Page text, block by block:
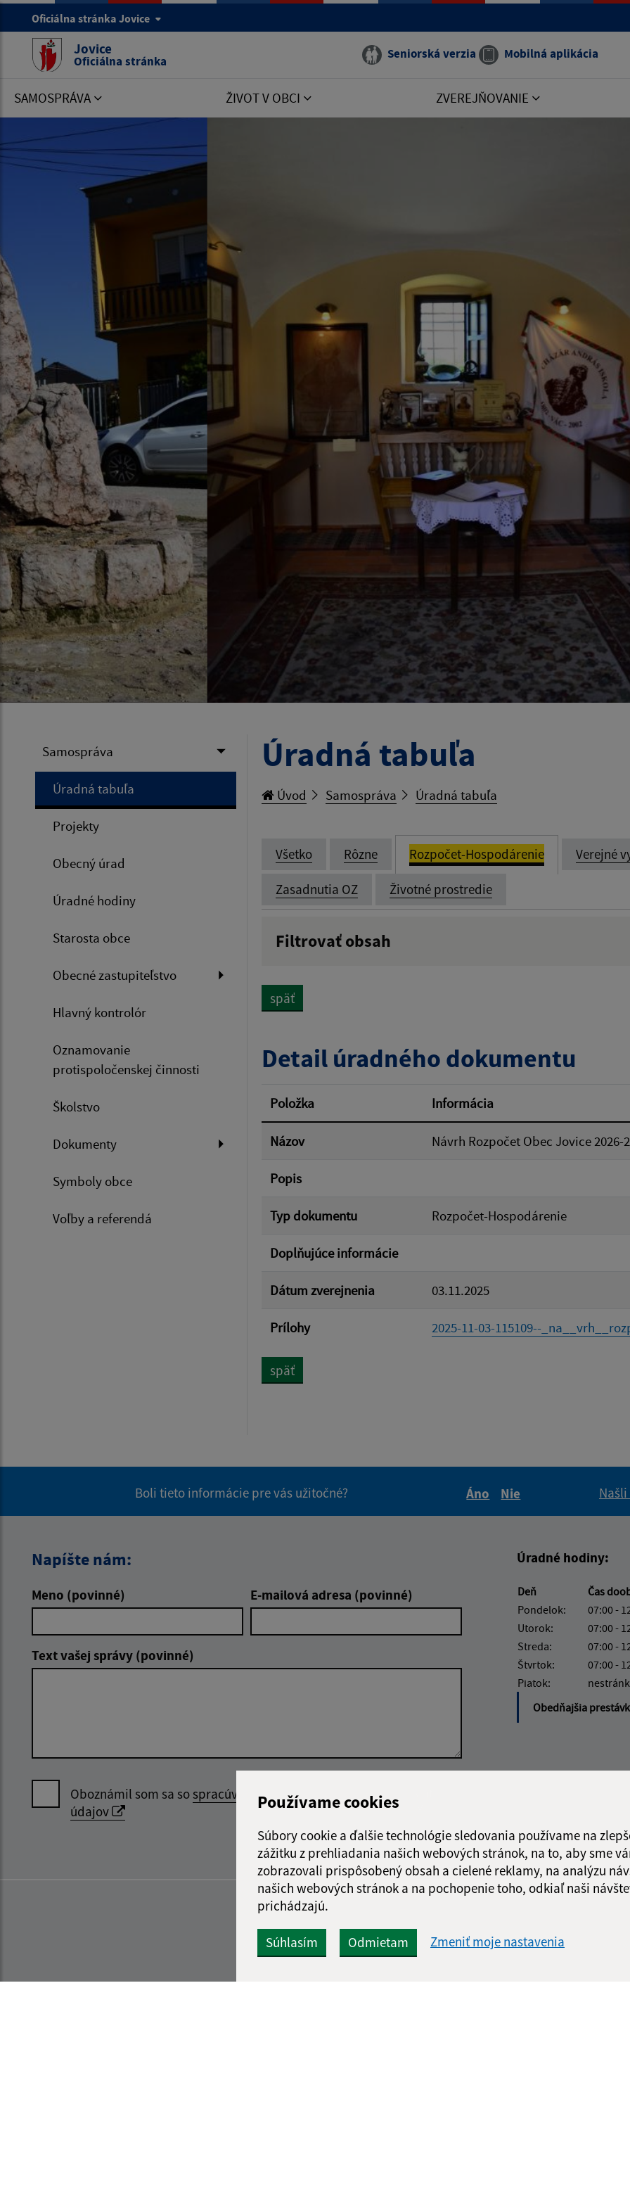
Používame cookies
Súbory cookie a ďalšie technológie sledovania používame na
zážitku z prehliadania našich webových stránok, na to, aby sme
zobrazovali prispôsobený obsah a cielené reklamy, na analýzu
našich webových stránok a na pochopenie toho, odkiaľ naši
prichádzajú.
Súhlasím Odmietam Zmeniť moje nastavenia
Oficiálna stránka Jovice
Jovice
Oficiálna stránka Seniorská verzia Mobilná aplikácia
SAMOSPRÁVA ŽIVOT V OBCI ZVEREJŇOVANIE
Samospráva
Úradná tabuľa
Projekty
Obecný úrad
Úradné hodiny
Starosta obce
Obecné zastupiteľstvo
Hlavný kontrolór
Oznamovanie
protispoločenskej činnosti
Školstvo
Dokumenty
Symboly obce
Voľby a referendá
Úradná tabuľa
Úvod Samospráva Úradná tabuľa
Všetko Rôzne Rozpočet-Hospodárenie Verejné
Zasadnutia OZ Životné prostredie
Filtrovať obsah
Filtrovať
späť
Detail úradného dokumentu
Položka Informácia
Názov Návrh Rozpočet Obec Jovice 2026-
Popis
Typ dokumentu Rozpočet-Hospodárenie
Doplňujúce informácie
Dátum zverejnenia 03.11.2025
Prílohy 2025-11-03-115109--
späť
Boli tieto informácie pre vás užitočné?
Áno
Nie
Napíšte nám:
Meno (povinné) E-mailová adresa (povinné)
Text vašej správy (povinné)
Oboznámil som sa sospracúvaním osobných
údajov
správu
Úradné hodiny:
Deň Čas
Pondelok:
07:00 -
Utorok:
07:00 -
Streda:
07:00 -
Štvrtok:
07:00 -
Piatok:
Obedňajšia